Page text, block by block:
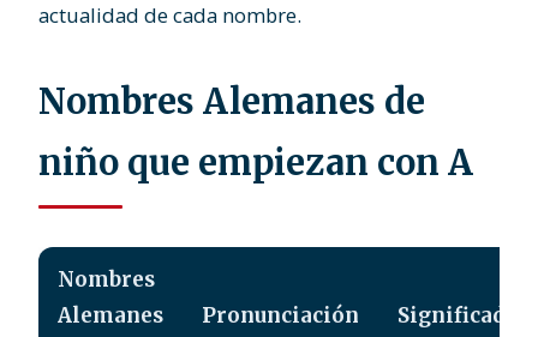
actualidad de cada nombre.
Nombres Alemanes de
niño que empiezan con A
Nombres
Alemanes
Pronunciación Significado